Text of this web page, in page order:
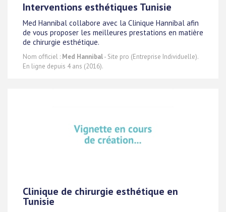
Interventions esthétiques Tunisie
Med Hannibal collabore avec la Clinique Hannibal afin
de vous proposer les meilleures prestations en matière
de chirurgie esthétique.
Nom officiel : Med Hannibal- Site pro (Entreprise Individuelle).
En ligne depuis 4 ans (2016).
Clinique de chirurgie esthétique en
Tunisie